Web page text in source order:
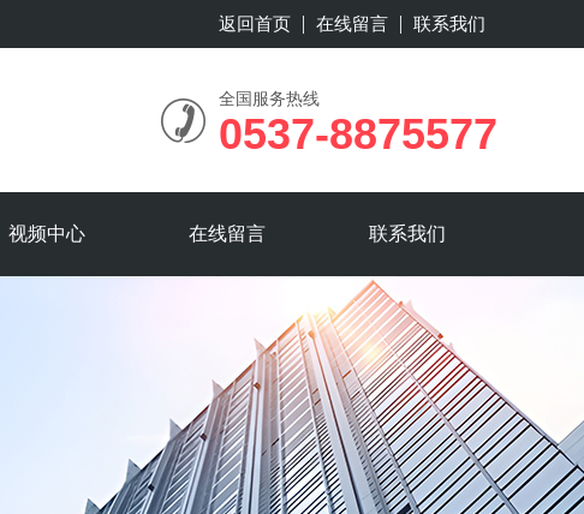
返回首页 在线留言 联系我们
全国服务热线
0537-8875577
视频中心 在线留言 联系我们